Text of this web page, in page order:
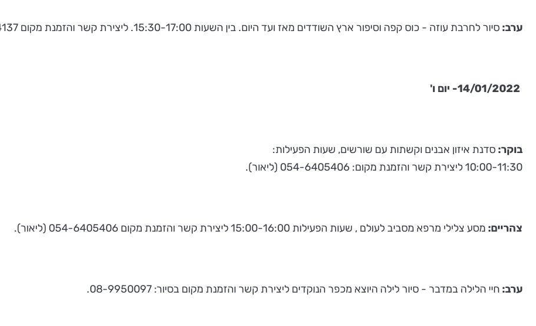
ערב: סיור לחרבת עוזה - כוס קפה וסיפור ארץ השודדים מאז ועד היום. בין השעות 15:30-17:00. ליצירת קשר והזמנת מקום 052-2314137 (גילי).
בוקר: סדנת איזון אבנים וקשתות עם שורשים, שעות הפעילות:
10:00-11:30 ליצירת קשר והזמנת מקום: 054-6405406 (ליאור).
צהריים: מסע צלילי מרפא מסביב לעולם , שעות הפעילות 15:00-16:00 ליצירת קשר והזמנת מקום 054-6405406 (ליאור).
ערב: חיי הלילה במדבר - סיור לילה היוצא מכפר הנוקדים ליצירת קשר והזמנת מקום בסיור: 08-9950097.